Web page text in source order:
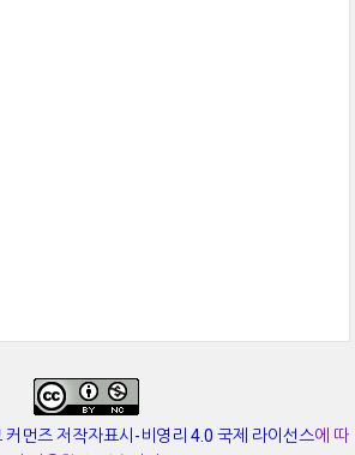
커먼즈 저작자표시-비영리 4.0 국제 라이선스에 따